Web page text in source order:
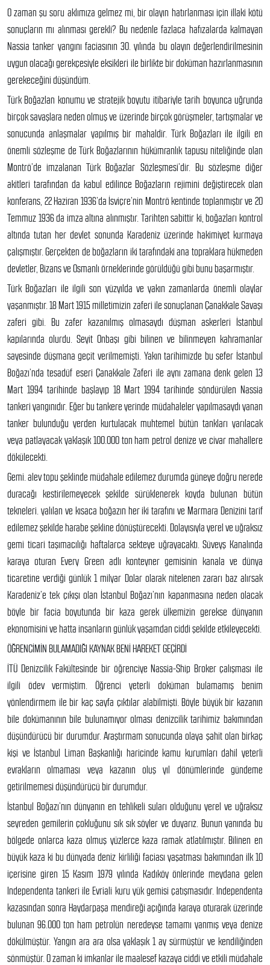
O zaman şu soru aklımıza gelmez mi, bir olayın hatırlanması için illaki kötü
sonuçların mı alınması gerekli? Bu nedenle fazlaca hafızalarda kalmayan
Nassia tanker yangını faciasının 30. yılında bu olayın değerlendirilmesinin
uygun olacağı gerekçesiyle eksikleri ile birlikte bir doküman hazırlanmasının
gerekeceğini düşündüm.
Türk Boğazlan konumu ve stratejik boyutu itibariyle tarih boyunca uğrunda
birçok savaşlara neden olmuş ve üzerinde birçok görüşmeler, tartışmalar ve
sonucunda anlaşmalar yapılmış bir mahaldir. Türk Boğazları ile ilgili en
önemli sözleşme de Türk Boğazlarının hükümranlık tapusu niteliğinde olan
Montrö’de imzalanan Türk Boğazlar Sözleşmesi’dir. Bu sözleşme diğer
akitleri tarafından da kabul edilince Boğazların rejimini değiştirecek olan
konferans, 22 Haziran 1936’da İsviçre’nin Montrö kentinde toplanmıştır ve 20
Temmuz 1936 da imza altına alınmıştır. Tarihten sabittir ki, boğazları kontrol
altında tutan her devlet sonunda Karadeniz üzerinde hakimiyet kurmaya
çalışmıştır. Gerçekten de boğazların iki tarafındaki ana topraklara hükmeden
devletler, Bizans ve Osmanlı örneklerinde görüldüğü gibi bunu başarmıştır.
Türk Boğazları ile ilgili son yüzyılda ve yakın zamanlarda önemli olaylar
yaşanmıştır. 18 Mart 1915 milletimizin zaferi ile sonuçlanan Çanakkale Savaşı
zaferi gibi. Bu zafer kazanılmış olmasaydı düşman askerleri İstanbul
kapılarında olurdu. Seyit Onbaşı gibi bilinen ve bilinmeyen kahramanlar
sayesinde düşmana geçit verilmemişti. Yakın tarihimizde bu sefer İstanbul
Boğazı’nda tesadüf eseri Çanakkale Zaferi ile aynı zamana denk gelen 13
Mart 1994 tarihinde başlayıp 18 Mart 1994 tarihinde söndürülen Nassia
tankeri yangınıdır. Eğer bu tankere yerinde müdahaleler yapılmasaydı yanan
tanker bulunduğu yerden kurtulacak muhtemel bütün tankları yarılacak
veya patlayacak yaklaşık 100.000 ton ham petrol denize ve civar mahallere
dökülecekti.
Gemi. alev topu şeklinde müdahale edilemez durumda güneye doğru nerede
duracağı kestirilemeyecek şekilde sürüklenerek koyda bulunan bütün
tekneleri. yalılan ve kısaca boğazın her iki tarafını ve Marmara Denizini tarif
edilemez şekilde harabe şekline dönüştürecekti. Dolayısıyla yerel ve uğraksız
gemi ticari taşımacılığı haftalarca sekteye uğrayacaktı. Süveyş Kanalında
karaya oturan Every Green adlı konteyner gemisinin kanala ve dünya
ticaretine verdiği günlük 1 milyar Dolar olarak nitelenen zararı baz alırsak
Karadeniz’e tek çıkışı olan İstanbul Boğazı’nın kapanmasına neden olacak
böyle bir facia boyutunda bir kaza gerek ülkemizin gerekse dünyanın
ekonomisini ve hatta insanların günlük yaşamdan ciddi şekilde etkileyecekti.
ÖĞRENCİMİN BULAMADIĞI KAYNAK BENİ HAREKET GEÇİRDİ
İTÜ Denizcilik Fakültesinde bir öğrenciye Nassia-Ship Broker çalışması ile
ilgili ödev vermiştim. Öğrenci yeterli doküman bulamamış benim
yönlendirmem ile bir kaç sayfa çıktılar alabilmişti. Böyle büyük bir kazanın
bile dokümanının bile bulunamıyor olması denizcilik tarihimiz bakımından
düşündürücü bir durumdur. Araştırmam sonucunda olaya şahit olan birkaç
kişi ve İstanbul Liman Başkanlığı haricinde kamu kurumları dahil yeterli
evrakların olmaması veya kazanın oluş yıl dönümlerinde gündeme
getirilmemesi düşündürücü bir durumdur.
İstanbul Boğazı’nın dünyanın en tehlikeli suları olduğunu yerel ve uğraksız
seyreden gemilerin çokluğunu sık sık söyler ve duyarız. Bunun yanında bu
bölgede onlarca kaza olmuş yüzlerce kaza ramak atlatılmıştır. Bilinen en
büyük kaza ki bu dünyada deniz kirliliği faciası yaşatması bakımından ilk 10
içerisine giren 15 Kasım 1979 yılında Kadıköy önlerinde meydana gelen
Independenta tankeri ile Evriali kuru yük gemisi çatışmasıdır. Independenta
kazasından sonra Haydarpaşa mendireği açığında karaya oturarak üzerinde
bulunan 96.000 ton ham petrolün neredeyse tamamı yanmış veya denize
dökülmüştür. Yangın ara ara olsa yaklaşık 1 ay sürmüştür ve kendiliğinden
sönmüştür. O zaman ki imkanlar ile maalesef kazaya ciddi ve etkili müdahale